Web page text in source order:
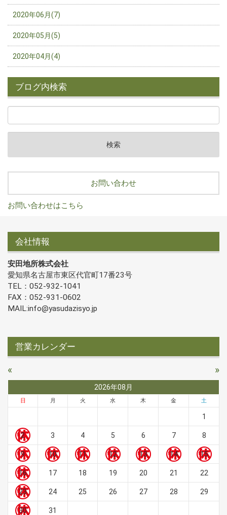
2020年06月(7)
2020年05月(5)
2020年04月(4)
ブログ内検索
お問い合わせ
お問い合わせはこちら
会社情報
安田地所株式会社
愛知県名古屋市東区代官町17番23号
TEL：052-932-1041
FAX：052-931-0602
MAIL:info@yasudazisyo.jp
営業カレンダー
« »
2026年08月
日 月 火 水 木 金 土
1
2 3 4 5 6 7 8
9 10 11 12 13 14 15
16 17 18 19 20 21 22
23 24 25 26 27 28 29
30 31